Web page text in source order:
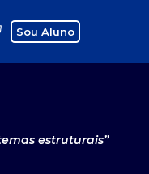
Sou Aluno
estruturais”